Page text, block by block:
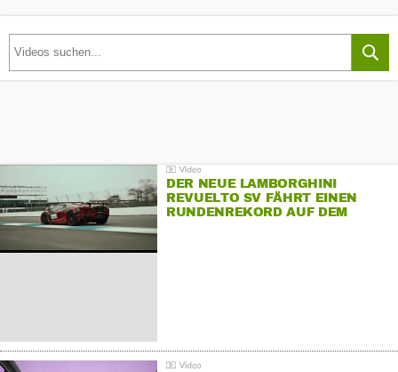
DER NEUE LAMBORGHINI
REVUELTO SV FÄHRT EINEN
RUNDENREKORD AUF DEM